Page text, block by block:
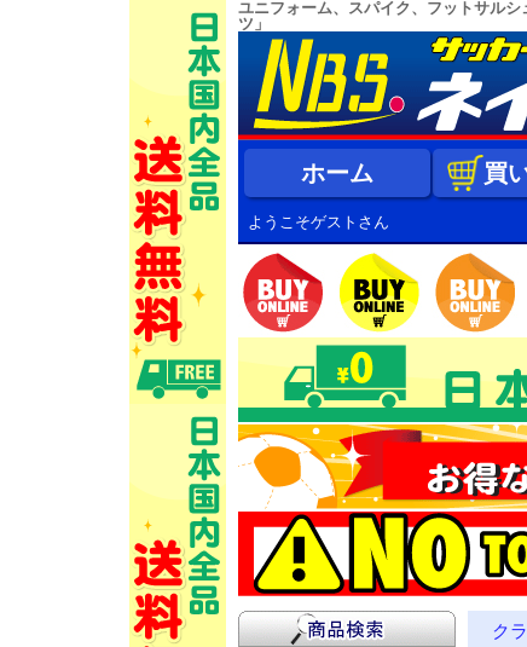
ユニフォーム、スパイク、フットサル
ツ」
ホーム 買
ようこそゲストさん
ク